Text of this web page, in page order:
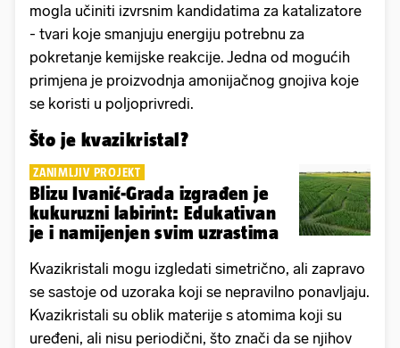
mogla učiniti izvrsnim kandidatima za katalizatore
- tvari koje smanjuju energiju potrebnu za
pokretanje kemijske reakcije. Jedna od mogućih
primjena je proizvodnja amonijačnog gnojiva koje
se koristi u poljoprivredi.
Što je kvazikristal?
ZANIMLJIV PROJEKT
Blizu Ivanić-Grada izgrađen je
kukuruzni labirint: Edukativan
je i namijenjen svim uzrastima
Kvazikristali mogu izgledati simetrično, ali zapravo
se sastoje od uzoraka koji se nepravilno ponavljaju.
Kvazikristali su oblik materije s atomima koji su
uređeni, ali nisu periodični, što znači da se njihov